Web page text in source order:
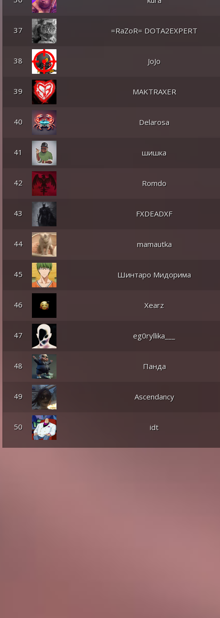
37 =RaZoR= DOTA2EXPERT
38 JoJo
39 MAKTRAXER
40 Delarosa
41 шишка
42 Romdo
43 FXDEADXF
44 mamautka
45 Шинтаро Мидорима
46 Xearz
47 eg0ryllika___
48 Панда
49 Ascendancy
50 idt